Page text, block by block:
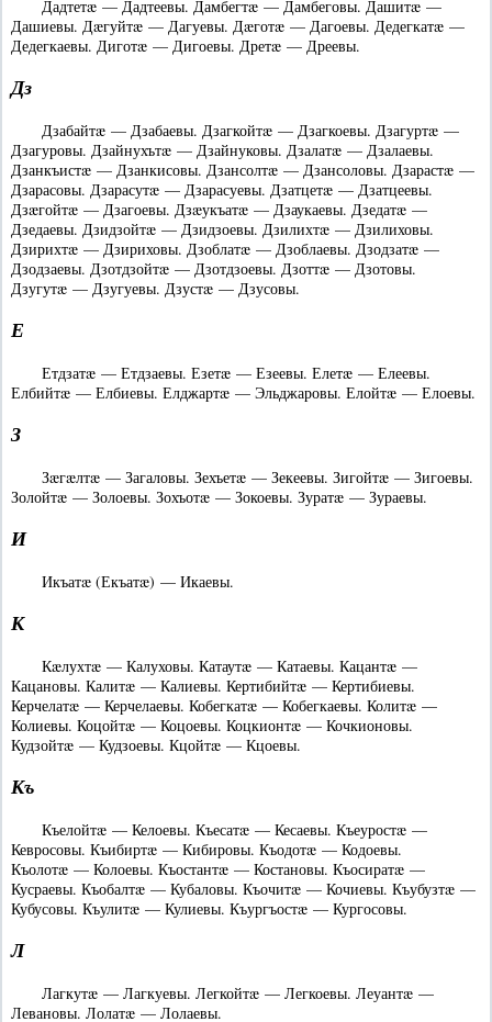
Дадтетæ — Дадтеевы. Дамбегтæ — Дамбеговы. Дашитæ —
Дашиевы. Дæгуйтæ — Дагуевы. Дæготæ — Дагоевы. Дедегкатæ —
Дедегкаевы. Диготæ — Дигоевы. Дретæ — Дреевы.
Дз
Дзабайтæ — Дзабаевы. Дзагкойтæ — Дзагкоевы. Дзагуртæ —
Дзагуровы. Дзайнухътæ — Дзайнуковы. Дзалатæ — Дзалаевы.
Дзанкъистæ — Дзанкисовы. Дзансолтæ — Дзансоловы. Дзарастæ —
Дзарасовы. Дзарасутæ — Дзарасуевы. Дзатцетæ — Дзатцеевы.
Дзæгойтæ — Дзагоевы. Дзæукъатæ — Дзаукаевы. Дзедатæ —
Дзедаевы. Дзидзойтæ — Дзидзоевы. Дзилихтæ — Дзилиховы.
Дзирихтæ — Дзириховы. Дзоблатæ — Дзоблаевы. Дзодзатæ —
Дзодзаевы. Дзотдзойтæ — Дзотдзоевы. Дзоттæ — Дзотовы.
Дзугутæ — Дзугуевы. Дзустæ — Дзусовы.
Е
Етдзатæ — Етдзаевы. Езетæ — Езеевы. Елетæ — Елеевы.
Елбийтæ — Елбиевы. Елджартæ — Эльджаровы. Елойтæ — Елоевы.
З
Зæгæлтæ — Загаловы. Зехъетæ — Зекеевы. Зигойтæ — Зигоевы.
Золойтæ — Золоевы. Зохъотæ — Зокоевы. Зуратæ — Зураевы.
И
Икъатæ (Екъатæ) — Икаевы.
К
Кæлухтæ — Калуховы. Катаутæ — Катаевы. Кацантæ —
Кацановы. Калитæ — Калиевы. Кертибийтæ — Кертибиевы.
Керчелатæ — Керчелаевы. Кобегкатæ — Кобегкаевы. Колитæ —
Колиевы. Коцойтæ — Коцоевы. Коцкионтæ — Кочкионовы.
Кудзойтæ — Кудзоевы. Кцойтæ — Кцоевы.
Къ
Къелойтæ — Келоевы. Къесатæ — Кесаевы. Къеуростæ —
Кевросовы. Къибиртæ — Кибировы. Къодотæ — Кодоевы.
Къолотæ — Колоевы. Къостантæ — Костановы. Къосиратæ —
Кусраевы. Къобалтæ — Кубаловы. Къочитæ — Кочиевы. Къубузтæ —
Кубусовы. Къулитæ — Кулиевы. Къургъостæ — Кургосовы.
Л
Лагкутæ — Лагкуевы. Легкойтæ — Легкоевы. Леуантæ —
Левановы. Лолатæ — Лолаевы.